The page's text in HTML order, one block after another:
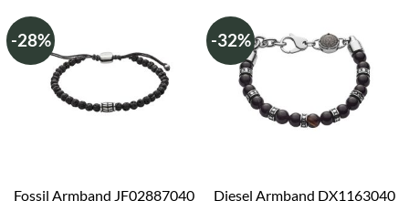
-28%
Fossil Armband JF02887040
-32%
Diesel Armband DX1163040